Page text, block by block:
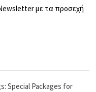
με τα προσεχή
Special Packages for